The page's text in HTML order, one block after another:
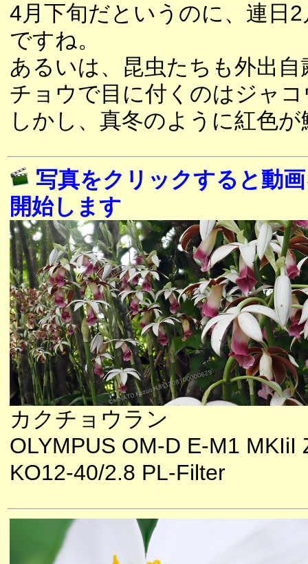
4月下旬だというのに、連日
ですね。
あるいは、昆虫たちも外出
チョウで目に付くのはジャ
しかし、真冬のように紅色
写真をクリックすると動
開始します
カクチョウラン
OLYMPUS OM-D E-M1 MKIiI
KO12-40/2.8 PL-Filter